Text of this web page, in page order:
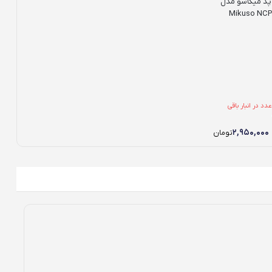
Mikuso
تنها 1 عدد در انبار باقی
۲,۹۵۰,۰۰۰تومان